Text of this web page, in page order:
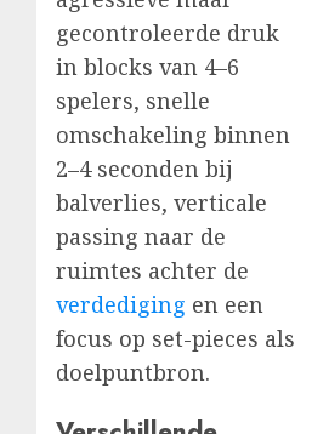
gecontroleerde druk
in blocks van 4–6
spelers, snelle
omschakeling binnen
2–4 seconden bij
balverlies, verticale
passing naar de
ruimtes achter de
verdediging en een
focus op set-pieces als
doelpuntbron.